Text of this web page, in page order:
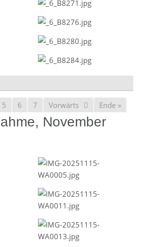
5 6 7 Vorwärts Ende »
November